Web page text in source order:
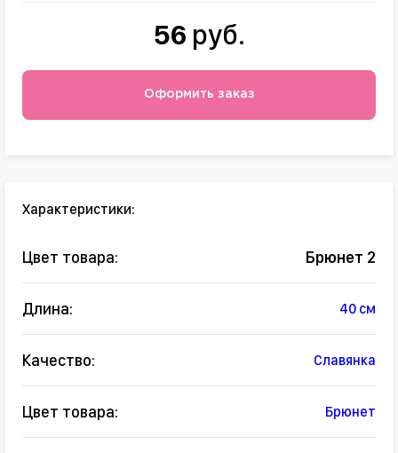
56 руб.
Оформить заказ
Характеристики:
Цвет товара: Брюнет 2
Длина: 40 см
Качество: Славянка
Цвет товара: Брюнет